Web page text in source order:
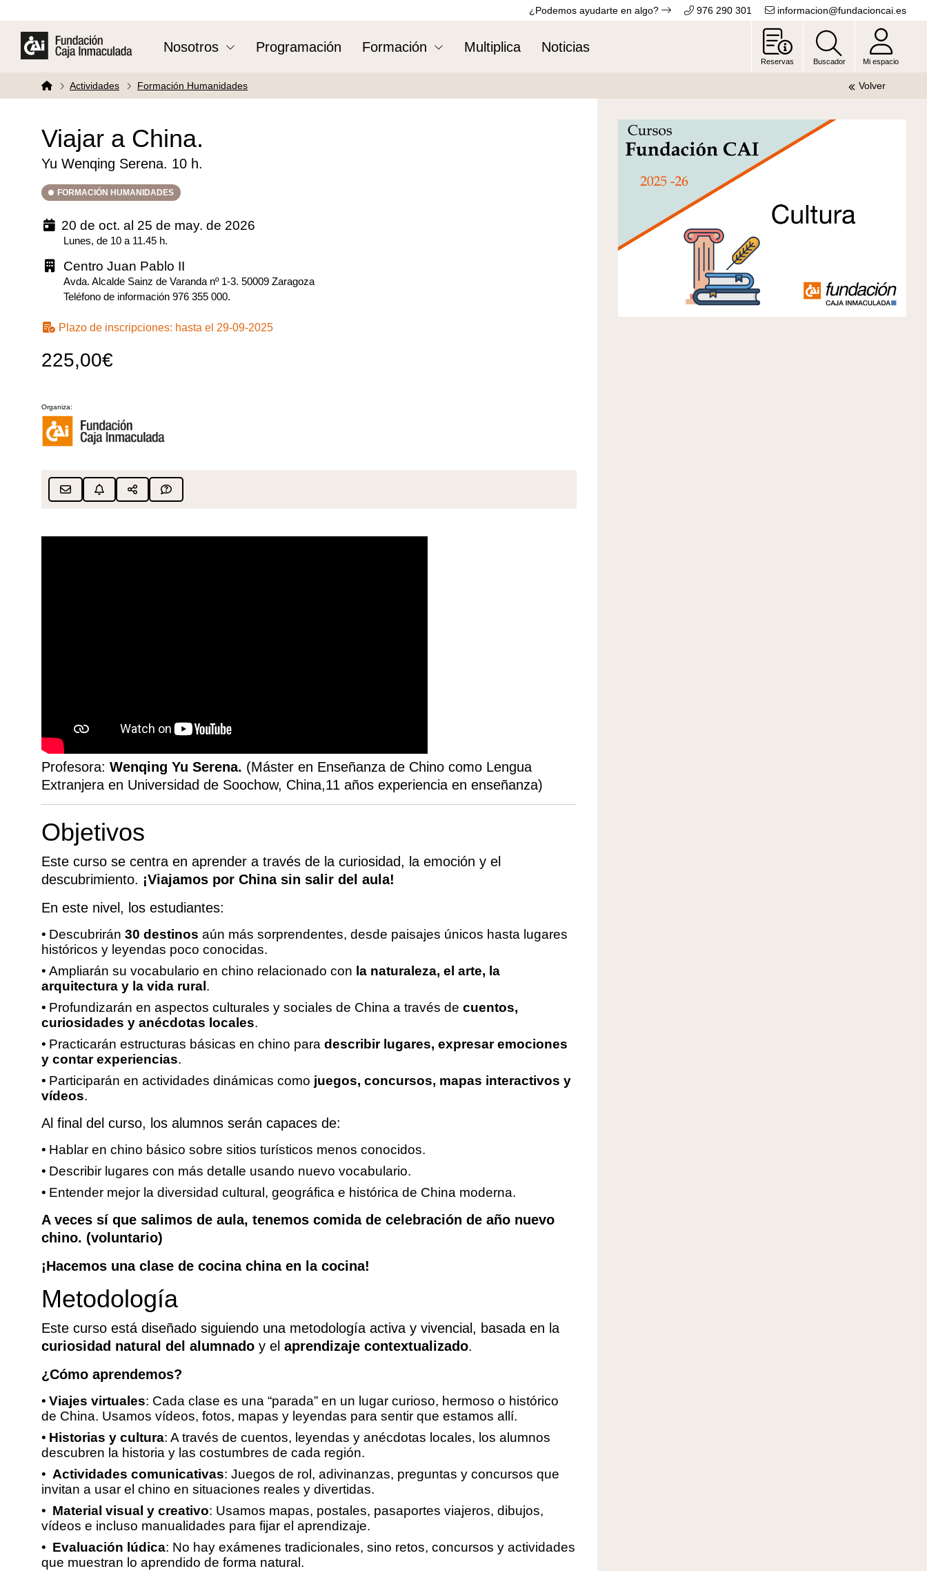
¿Podemos ayudarte en algo? 976 290 301 informacion@fundacioncai.es
Nosotros Programación Formación Multiplica Noticias
Reservas Buscador Mi espacio
Actividades Formación Humanidades Volver
Viajar a China.
Yu Wenqing Serena. 10 h.
FORMACIÓN HUMANIDADES
20 de oct. al 25 de may. de 2026
Lunes, de 10 a 11.45 h.
Centro Juan Pablo II
Avda. Alcalde Sainz de Varanda nº 1-3. 50009 Zaragoza
Teléfono de información 976 355 000.
Plazo de inscripciones: hasta el 29-09-2025
225,00€
Organiza:
Profesora: Wenqing Yu Serena. (Máster en Enseñanza de Chino como Lengua
Extranjera en Universidad de Soochow, China,11 años experiencia en enseñanza)
Objetivos
Este curso se centra en aprender a través de la curiosidad, la emoción y el
descubrimiento. ¡Viajamos por China sin salir del aula!
En este nivel, los estudiantes:
Descubrirán 30 destinos aún más sorprendentes, desde paisajes únicos hasta lugares
históricos y leyendas poco conocidas.
Ampliarán su vocabulario en chino relacionado con la naturaleza, el arte, la
arquitectura y la vida rural .
Profundizarán en aspectos culturales y sociales de China a través de cuentos,
curiosidades y anécdotas locales.
Practicarán estructuras básicas en chino para describir lugares, expresar emociones
y contar experiencias.
Participarán en actividades dinámicas como juegos, concursos, mapas interactivos y
vídeos.
Al final del curso, los alumnos serán capaces de:
Hablar en chino básico sobre sitios turísticos menos conocidos.
Describir lugares con más detalle usando nuevo vocabulario.
Entender mejor la diversidad cultural, geográfica e histórica de China moderna.
A veces sí que salimos de aula, tenemos comida de celebración de año nuevo
chino. (voluntario)
¡Hacemos una clase de cocina china en la cocina!
Metodología
Este curso está diseñado siguiendo una metodología activa y vivencial, basada en la
curiosidad natural del alumnado y el aprendizaje contextualizado.
¿Cómo aprendemos?
Viajes virtuales: Cada clase es una “parada” en un lugar curioso, hermoso o histórico
de China. Usamos vídeos, fotos, mapas y leyendas para sentir que estamos allí.
Historias y cultura: A través de cuentos, leyendas y anécdotas locales, los alumnos
descubren la historia y las costumbres de cada región.
Actividades comunicativas: Juegos de rol, adivinanzas, preguntas y concursos que
invitan a usar el chino en situaciones reales y divertidas.
Material visual y creativo: Usamos mapas, postales, pasaportes viajeros, dibujos,
vídeos e incluso manualidades para fijar el aprendizaje.
Evaluación lúdica: No hay exámenes tradicionales, sino retos, concursos y actividades
que muestran lo aprendido de forma natural.